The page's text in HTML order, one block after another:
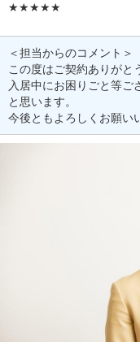
★★★★★
＜担当からのコメント＞
この度はご契約ありがと
入居中にお困りごと等ご
と思います。
今後ともよろしくお願い